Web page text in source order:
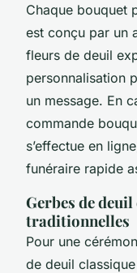
Chaque bouquet
est conçu par un
fleurs de deuil
personnalisation
un message. En
commande
s’effectue en
funéraire rapide
Gerbes de
traditionnelles
Pour une
de deuil